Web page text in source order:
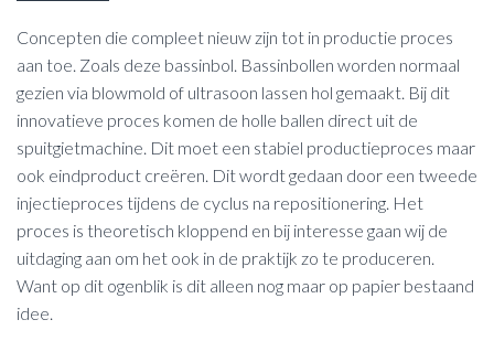
Concepten die compleet nieuw zijn tot in productie proces
aan toe. Zoals deze bassinbol. Bassinbollen worden normaal
gezien via blowmold of ultrasoon lassen hol gemaakt. Bij dit
innovatieve proces komen de holle ballen direct uit de
spuitgietmachine. Dit moet een stabiel productieproces maar
ook eindproduct creëren. Dit wordt gedaan door een tweede
injectieproces tijdens de cyclus na repositionering. Het
proces is theoretisch kloppend en bij interesse gaan wij de
uitdaging aan om het ook in de praktijk zo te produceren.
Want op dit ogenblik is dit alleen nog maar op papier bestaand
idee.